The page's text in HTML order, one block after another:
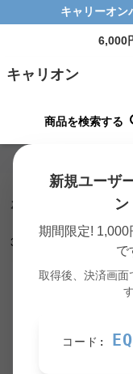
キャリーオン
6,000
キャリオン
商品を検索する
新規ユーザ
ン
期間限定!
で
取得後、決済画面
す
コード:
キャリオン TOP
ボストンバッグ
369 件の商品が見つかり